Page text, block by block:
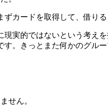
カードを取得して、借り
実的ではないという考え
。きっとまた何かのグル
せん。